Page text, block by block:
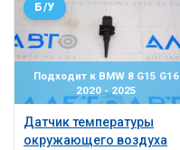
Подходит к BMW 8 G15 G16
2020 - 2025
Датчик температуры
окружающего воздуха
Б/У